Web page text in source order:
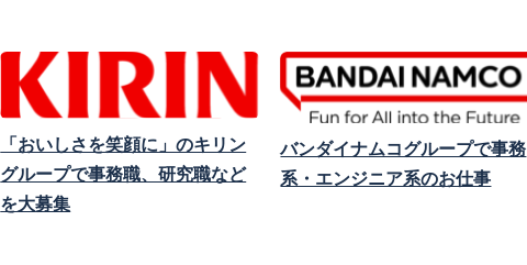
「おいしさを笑顔に」のキリン
グループで事務職、研究職など
を大募集
バンダイナムコグループで事務
系・エンジニア系のお仕事